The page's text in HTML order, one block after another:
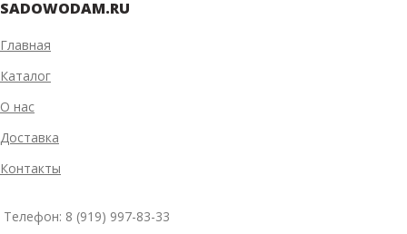
SADOWODAM.RU
Главная
Каталог
О нас
Доставка
Контакты
Телефон: 8 (919) 997-83-33